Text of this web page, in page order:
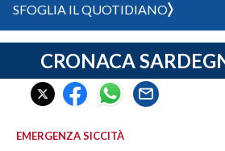
CRONACA SARDEGNA
CAGLIARI
SULCIS IGLESIENTE
SFOGLIA IL QUOTIDIANO
CRONACA
EMERGENZA SICCITÀ